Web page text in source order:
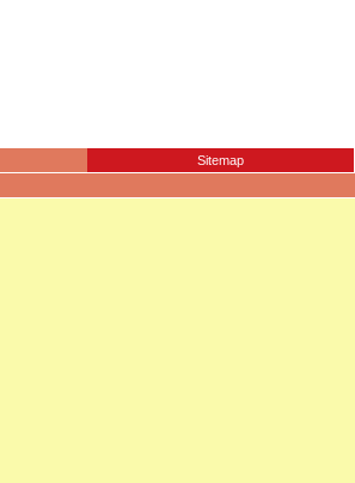
Sitemap